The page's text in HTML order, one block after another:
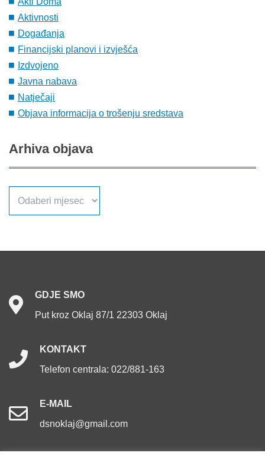
Aktivnosti
Događanja
Financijski planovi i izvješća
Izdvojeno
Javna nabava
Natječaji
Objava informacija o trošenju sredstava
Arhiva objava
GDJE SMO
Put kroz Oklaj 87/1 22303 Oklaj
KONTAKT
Telefon centrala: 022/881-163
E-MAIL
dsnoklaj@gmail.com